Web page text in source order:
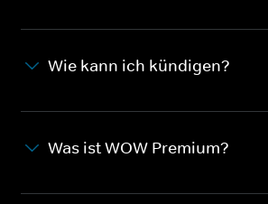
Wie kann ich kündigen?
Was ist WOW Premium?